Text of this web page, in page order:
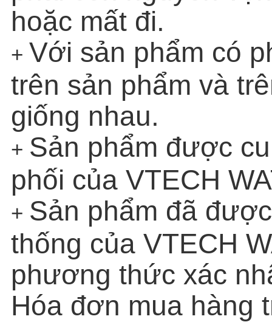
hoặc mất đi.
+ Với sản phẩm có
trên sản phẩm và
giống nhau.
+ Sản phẩm được
phối của VTECH
+ Sản phẩm đã
thống của VTECH
phương thức xác
Hóa đơn mua hàng